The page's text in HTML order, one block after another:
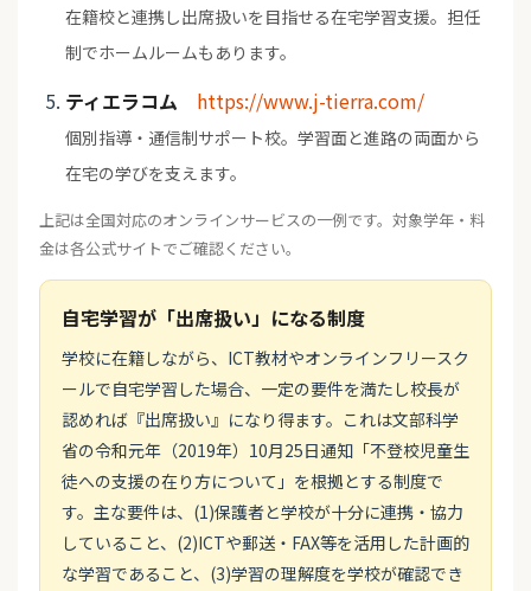
在籍校と連携し出席扱いを目指せる在宅学習支援。担任
制でホームルームもあります。
ティエラコム https://www.j-tierra.com/
個別指導・通信制サポート校。学習面と進路の両面から
在宅の学びを支えます。
上記は全国対応のオンラインサービスの一例です。対象学年・料
金は各公式サイトでご確認ください。
自宅学習が「出席扱い」になる制度
学校に在籍しながら、ICT教材やオンラインフリースク
ールで自宅学習した場合、一定の要件を満たし校長が
認めれば『出席扱い』になり得ます。これは文部科学
省の令和元年（2019年）10月25日通知「不登校児童生
徒への支援の在り方について」を根拠とする制度で
す。主な要件は、(1)保護者と学校が十分に連携・協力
していること、(2)ICTや郵送・FAX等を活用した計画的
な学習であること、(3)学習の理解度を学校が確認でき